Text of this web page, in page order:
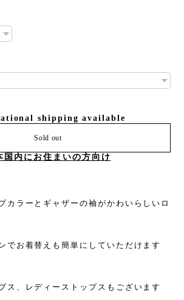
shipping available
Sold out
国内にお住まいの方向け
カラーとギャザーの袖がかわいらしいロ
でお着替えも簡単にしていただけます
ス、レディーストップスもございます